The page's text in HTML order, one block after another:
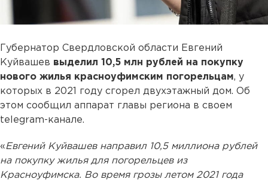
Губернатор Свердловской области Евгений
Куйвашев выделил 10,5 млн рублей на покупку
нового жилья красноуфимским погорельцам, у
которых в 2021 году сгорел двухэтажный дом. Об
этом сообщил аппарат главы региона в своем
telegram-канале.
«Евгений Куйвашев направил 10,5 миллиона рублей
на покупку жилья для погорельцев из
Красноуфимска. Во время грозы летом 2021 года